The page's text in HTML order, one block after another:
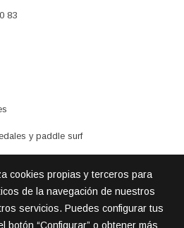
83
y paddle surf
cookies propias y terceros para
de la navegación de nuestros
servicios. Puedes configurar tus
botón “Configurar” o obtener más